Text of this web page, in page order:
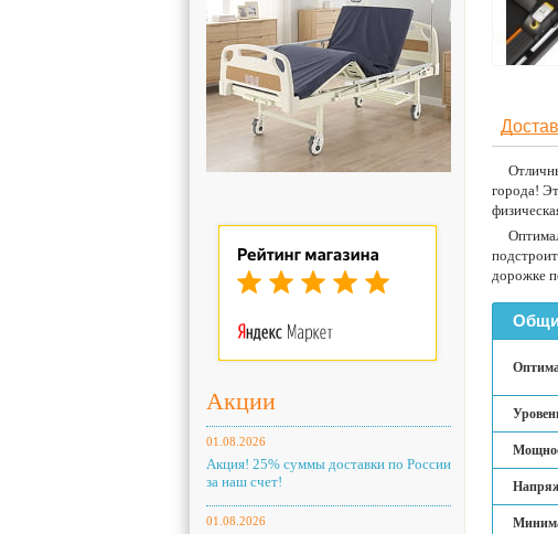
Акции
01.08.2026
Акция! 25% суммы доставки по России
за наш счет!
01.08.2026
города!
дорожке